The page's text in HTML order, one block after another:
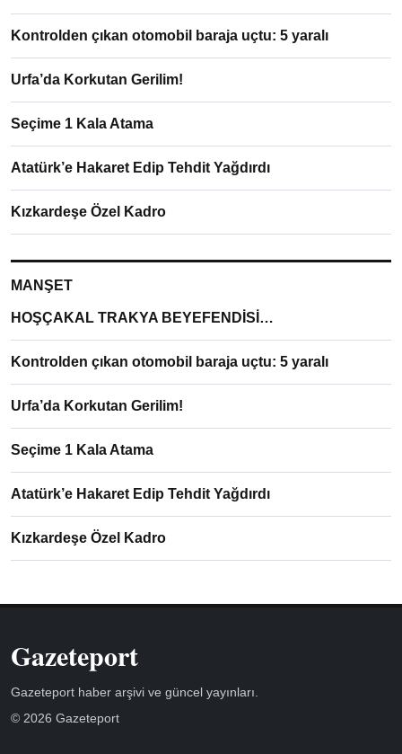
Kontrolden çıkan otomobil baraja uçtu: 5 yaralı
Urfa’da Korkutan Gerilim!
Seçime 1 Kala Atama
Atatürk’e Hakaret Edip Tehdit Yağdırdı
Kızkardeşe Özel Kadro
MANŞET
HOŞÇAKAL TRAKYA BEYEFENDİSİ…
Kontrolden çıkan otomobil baraja uçtu: 5 yaralı
Urfa’da Korkutan Gerilim!
Seçime 1 Kala Atama
Atatürk’e Hakaret Edip Tehdit Yağdırdı
Kızkardeşe Özel Kadro
Gazeteport
Gazeteport haber arşivi ve güncel yayınları.
© 2026 Gazeteport